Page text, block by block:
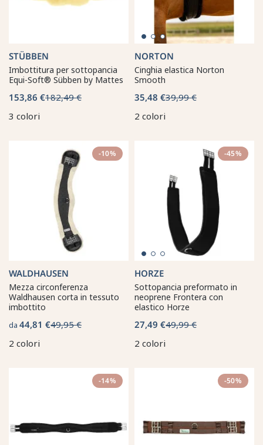
STÜBBEN
Imbottitura per sottopancia
Equi-Soft® Sübben by Mattes
153,86 €182,49 €
3 colori
NORTON
Cinghia elastica Norton
Smooth
35,48 €39,99 €
2 colori
-10%
WALDHAUSEN
Mezza circonferenza
Waldhausen corta in tessuto
imbottito
da 44,81 €49,95 €
2 colori
-45%
HORZE
Sottopancia preformato in
neoprene Frontera con
elastico Horze
27,49 €49,99 €
2 colori
-14% -50%